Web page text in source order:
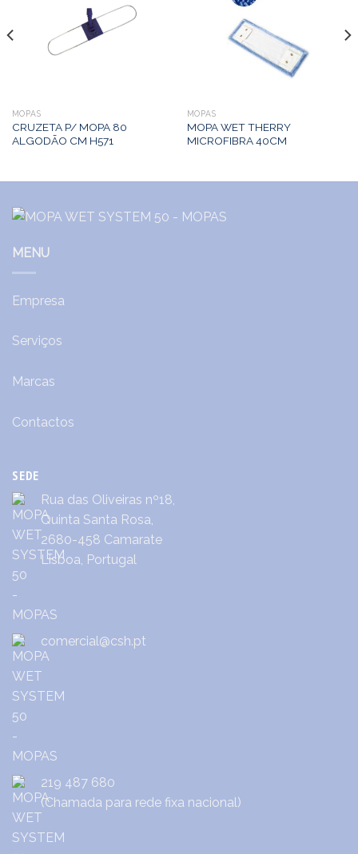
MOPAS
CRUZETA P/ MOPA 80
ALGODÃO CM H571
MOPAS
MOPA WET THERRY
MICROFIBRA 40CM
MENU
Empresa
Serviços
Marcas
Contactos
SEDE
Rua das Oliveiras nº18,
Quinta Santa Rosa,
2680-458 Camarate
Lisboa, Portugal
comercial@csh.pt
219 487 680
(Chamada para rede fixa nacional)